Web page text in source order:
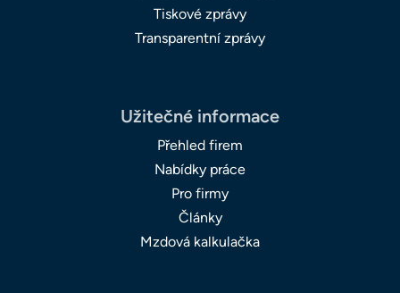
Tiskové zprávy
Transparentní zprávy
Užitečné informace
Přehled firem
Nabídky práce
Pro firmy
Články
Mzdová kalkulačka